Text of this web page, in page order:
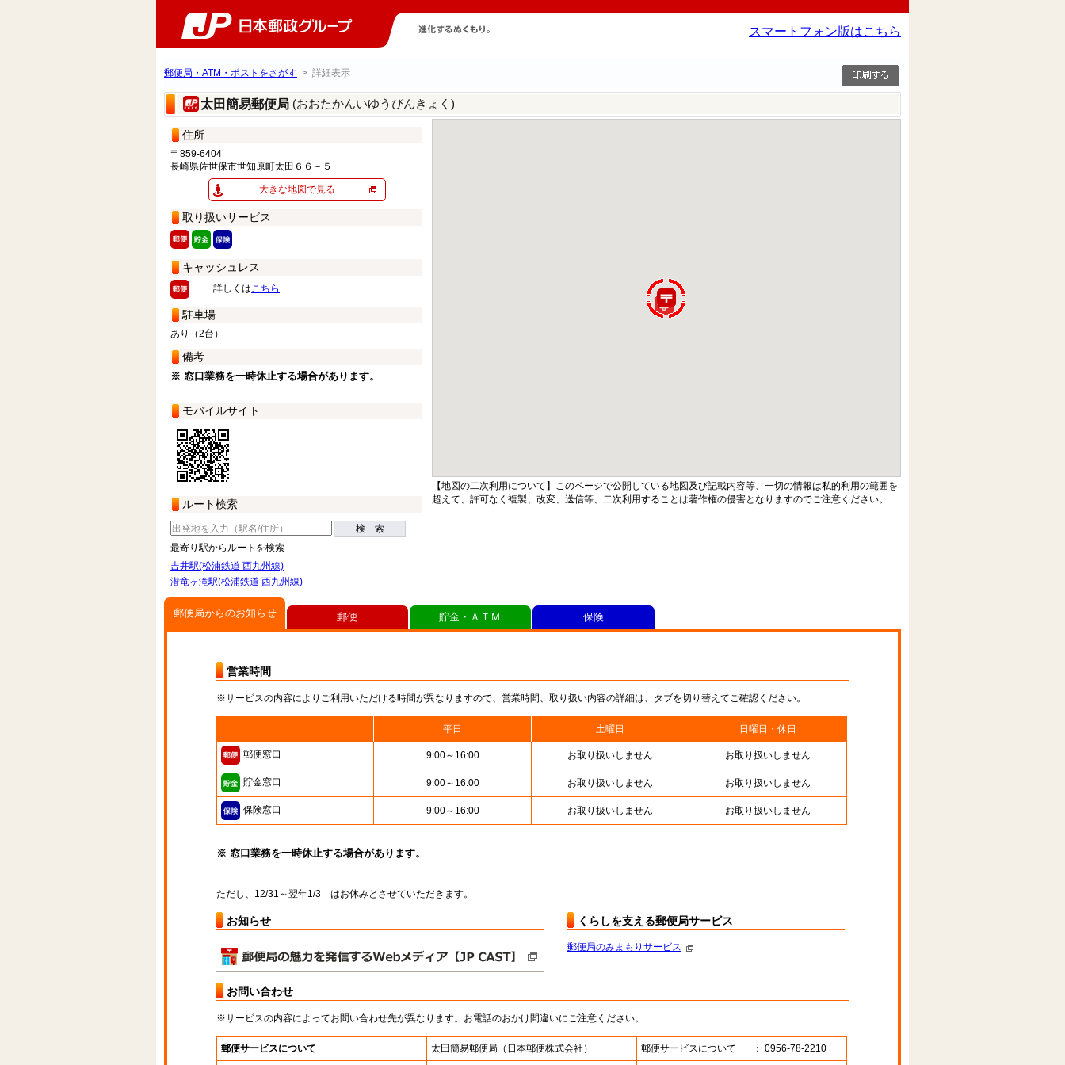
スマートフォン版はこちら
郵便局・ATM・ポストをさがす > 詳細表示
太田簡易郵便局 (おおたかんいゆうびんきょく)
住所
〒859-6404
長崎県佐世保市世知原町太田６６－５
大きな地図で見る
取り扱いサービス
キャッシュレス
詳しくはこちら
駐車場
あり（2台）
備考
※ 窓口業務を一時休止する場合があります。
モバイルサイト
ルート検索
検 索
最寄り駅からルートを検索
吉井駅(松浦鉄道 西九州線)
潜竜ヶ滝駅(松浦鉄道 西九州線)
【地図の二次利用について】このページで公開している地図及び記載内容等、一切の情報は私的利用の範囲を
超えて、許可なく複製、改変、送信等、二次利用することは著作権の侵害となりますのでご注意ください。
郵便局からのお知らせ
営業時間
※サービスの内容によりご利用いただける時間が異なりますので、営業時間、取り扱い内容の詳細は、タブを切り替えてご確認ください。
平日 土曜日 日曜日・休日
郵便窓口 9:00～16:00 お取り扱いしません お取り扱いしません
貯金窓口 9:00～16:00 お取り扱いしません お取り扱いしません
保険窓口 9:00～16:00 お取り扱いしません お取り扱いしません
※ 窓口業務を一時休止する場合があります。
ただし、12/31～翌年1/3 はお休みとさせていただきます。
お知らせ くらしを支える郵便局サービス
郵便局のみまもりサービス
お問い合わせ
※サービスの内容によってお問い合わせ先が異なります。お電話のおかけ間違いにご注意ください。
郵便サービスについて 太田簡易郵便局 （日本郵便株式会社） 郵便サービスについて ： 0956-78-2210
郵便 貯金・ＡＴＭ 保険